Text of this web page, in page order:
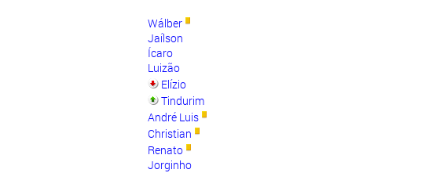
Wálber
Jaílson
Ícaro
Luizão
Elízio
Tindurim
André Luis
Christian
Renato
Jorginho